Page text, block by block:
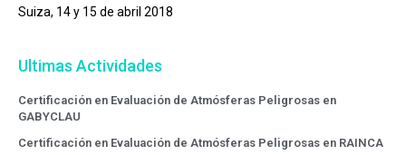
Suiza, 14 y 15 de abril 2018
Ultimas Actividades
Certificación en Evaluación de Atmósferas Peligrosas en
GABYCLAU
Certificación en Evaluación de Atmósferas Peligrosas en RAINCA